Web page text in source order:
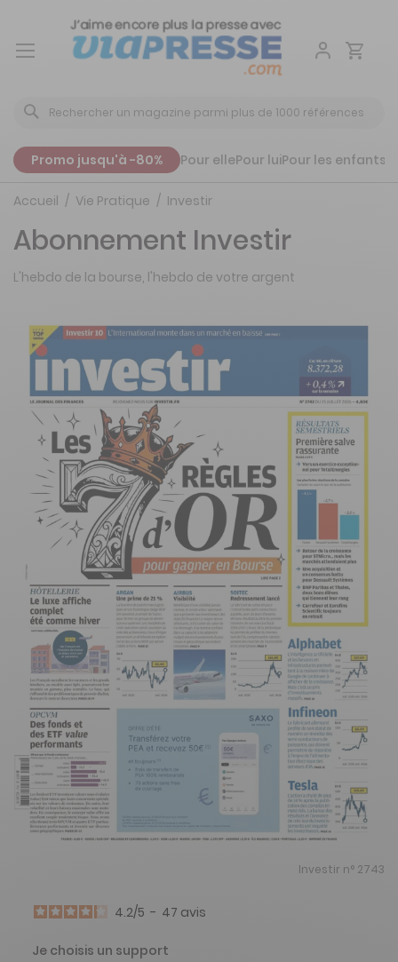
Aller
Promo jusqu'à -80% Pour ellePour luiPour les enfants
Accueil Vie Pratique Investir
Investir n° 2743
Abonnement Investir
L'hebdo de la bourse, l'hebdo de votre argent
4.2/5 - 47 avis
Je choisis un support